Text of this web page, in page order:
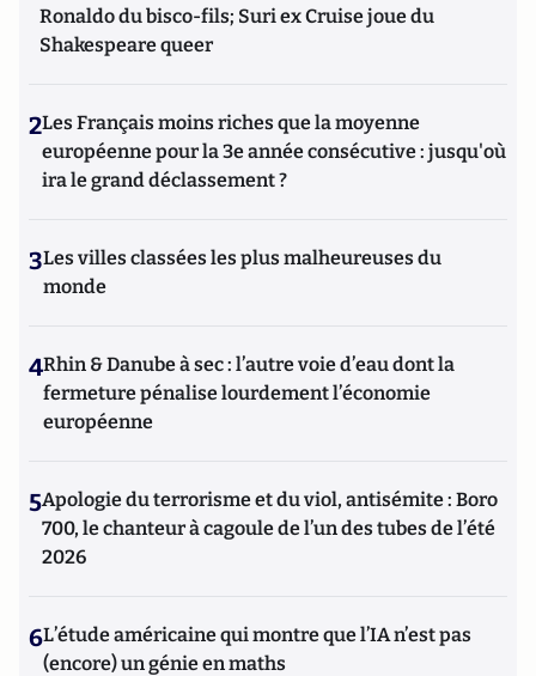
Ronaldo du bisco-fils; Suri ex Cruise joue du
Shakespeare queer
2Les Français moins riches que la moyenne
européenne pour la 3e année consécutive : jusqu'où
ira le grand déclassement ?
3Les villes classées les plus malheureuses du
monde
4Rhin & Danube à sec : l’autre voie d’eau dont la
fermeture pénalise lourdement l’économie
européenne
5Apologie du terrorisme et du viol, antisémite : Boro
700, le chanteur à cagoule de l’un des tubes de l’été
2026
6L’étude américaine qui montre que l’IA n’est pas
(encore) un génie en maths